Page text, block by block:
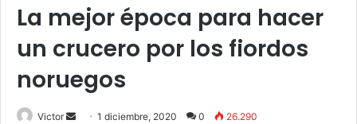
La mejor época para hacer
un crucero por los fiordos
noruegos
Victor
Send1 diciembre, 2020 0 26.290